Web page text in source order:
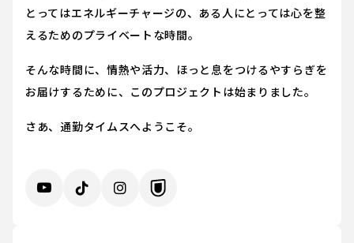
とってはエネルギーチャージの、ある人にとっては心を整
えるためのプライベートな時間。
そんな時間に、情熱や活力、ほっと息をつけるやすらぎを
お届けするために、このプロジェクトは始まりました。
さあ、通勤タイムスへようこそ。